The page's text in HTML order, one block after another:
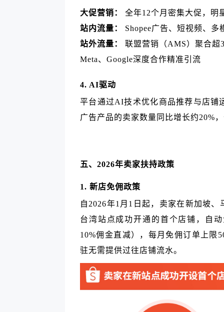
大促营销：
全年12个月密集大促，明
站内流量：
Shopee广告、短视频、
站外流量：
联盟营销（AMS）聚合超
Meta、Google深度合作精准引流
4. AI驱动
平台通过AI技术优化商品推荐与店铺
广告产品的卖家数量同比增长约20%
五、2026年卖家扶持政策
1. 新店免佣政策
自2026年1月1日起，卖家在新加坡
台湾站点成功开通的首个店铺，自
10%佣金直减），每月免佣订单上限
驻无需提供过往店铺流水。